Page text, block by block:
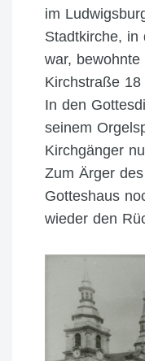
im
Stadtkirche, in
war,
Kirchstraße
In den
seinem
Kirchgänger
Zum Ärger
Gotteshaus
wieder den